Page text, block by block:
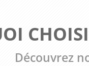
Découvrez